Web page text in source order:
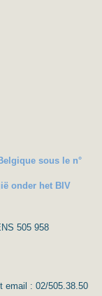
sous le n°
onder het BIV
505 958
email : 02/505.38.50